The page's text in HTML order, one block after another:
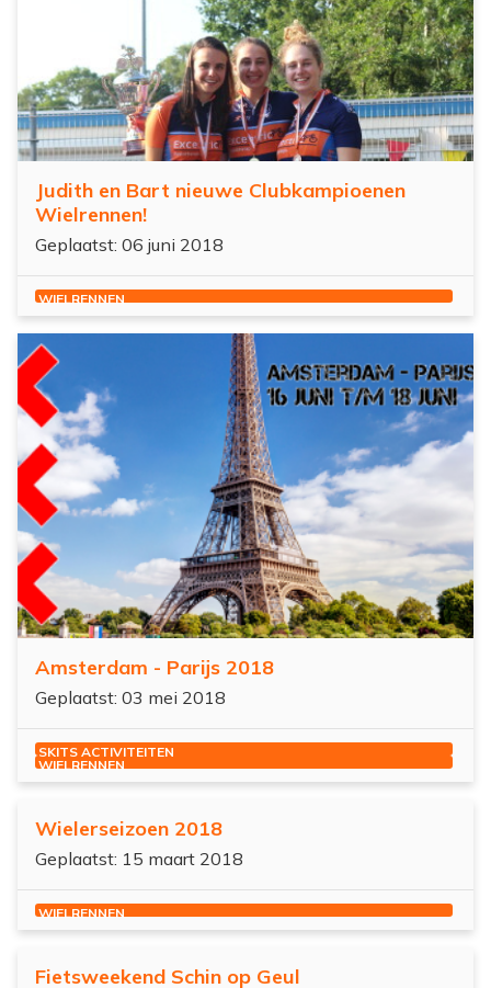
Judith en Bart nieuwe Clubkampioenen
Wielrennen!
Geplaatst: 06 juni 2018
WIELRENNEN
Amsterdam - Parijs 2018
Geplaatst: 03 mei 2018
SKITS ACTIVITEITEN
WIELRENNEN
Wielerseizoen 2018
Geplaatst: 15 maart 2018
WIELRENNEN
Fietsweekend Schin op Geul